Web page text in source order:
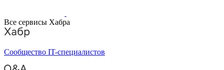
Все сервисы Хабра
Сообщество IT-специалистов